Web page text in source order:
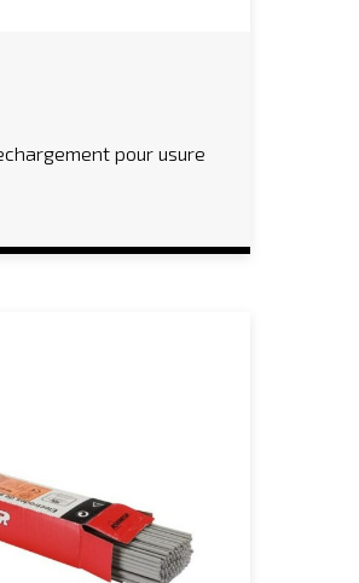
pour usure